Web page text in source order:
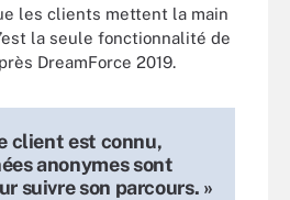
les clients mettent la main
la seule fonctionnalité de
DreamForce 2019.
client est connu,
anonymes sont
suivre son parcours. »